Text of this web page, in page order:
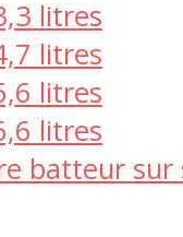
litres
litres
litres
litres
batteur sur